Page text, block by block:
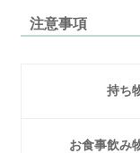
注意事項
持ち
お食事飲み